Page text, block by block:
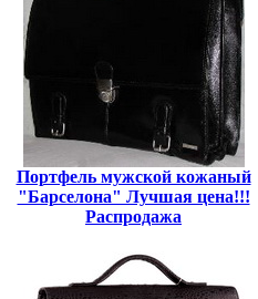
Портфель мужской кожаный
"Барселона" Лучшая цена!!!
Распродажа